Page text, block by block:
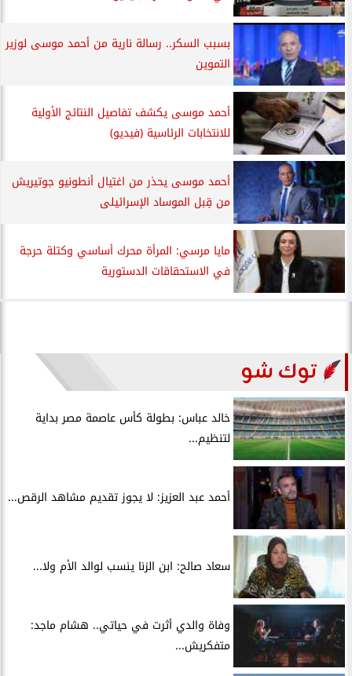
بسبب السكر.. رسالة نارية من أحمد موسى لوزير
التموين
أحمد موسى يكشف تفاصيل النتائج الأولية
للانتخابات الرئاسية (فيديو)
أحمد موسى يحذر من اغتيال أنطونيو جوتيريش
من قِبل الموساد الإسرائيلى
مايا مرسي: المرأة محرك أساسي وكتلة حرجة
في الاستحقاقات الدستورية
توك شو
خالد عباس: بطولة كأس عاصمة مصر بداية
لتنظيم...
أحمد عبد العزيز: لا يجوز تقديم مشاهد الرقص...
سعاد صالح: ابن الزنا ينسب لوالد الأم ولا...
وفاة والدي أثرت في حياتي.. هشام ماجد:
متفكريش...